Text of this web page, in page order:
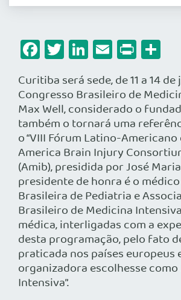
Facebook
Twitter
LinkedIn
Email
Print
Curitiba será sede, de 11 a 14
Congresso Brasileiro de
Max Well, considerado o
também o tornará uma
o “VIII Fórum Latino-
America Brain Injury
(Amib), presidida por José
presidente de honra é o
Brasileira de Pediatria e
Brasileiro de Medicina
médica, interligadas com a
desta programação, pelo fato
praticada nos países europeus
organizadora escolhesse
Intensiva”.